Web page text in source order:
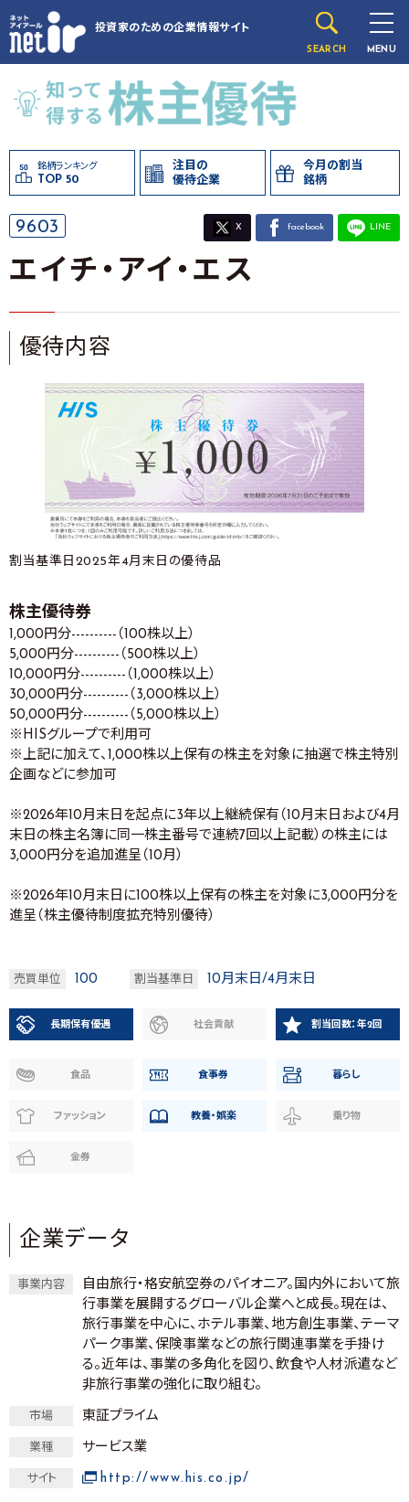
投資家のための企業情報サイト
SEARCH MENU
銘柄ランキング
TOP 50
注目の
優待企業
今月の割当
銘柄
9603 X facebook LINE
エイチ・アイ・エス
優待内容
割当基準日2025年4月末日の優待品
株主優待券
1,000円分----------（100株以上）
5,000円分----------（500株以上）
10,000円分----------（1,000株以上）
30,000円分----------（3,000株以上）
50,000円分----------（5,000株以上）
※HISグループで利用可
※上記に加えて、1,000株以上保有の株主を対象に抽選で株主特別
企画などに参加可
※2026年10月末日を起点に3年以上継続保有（10月末日および4月
末日の株主名簿に同一株主番号で連続7回以上記載）の株主には
3,000円分を追加進呈（10月）
※2026年10月末日に100株以上保有の株主を対象に3,000円分を
進呈（株主優待制度拡充特別優待）
売買単位 100 割当基準日 10月末日/4月末日
長期保有優遇 社会貢献 割当回数：年2回
食品 食事券 暮らし
ファッション 教養・娯楽 乗り物
金券
企業データ
事業内容
自由旅行・格安航空券のパイオニア。国内外において旅
行事業を展開するグローバル企業へと成長。現在は、
旅行事業を中心に、ホテル事業、地方創生事業、テーマ
パーク事業、保険事業などの旅行関連事業を手掛け
る。近年は、事業の多角化を図り、飲食や人材派遣など
非旅行事業の強化に取り組む。
市場 東証プライム
業種 サービス業
サイト http://www.his.co.jp/